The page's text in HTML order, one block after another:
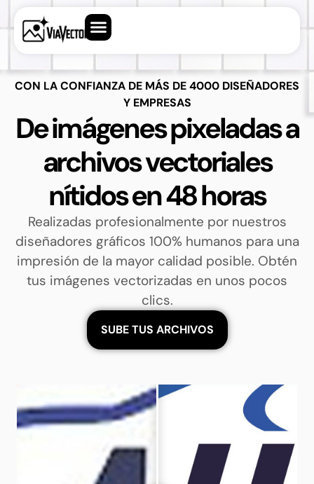
CON LA CONFIANZA DE MÁS DE 4000 DISEÑADORES
Y EMPRESAS
De imágenes pixeladas a
archivos vectoriales
nítidos en 48 horas
Realizadas profesionalmente por nuestros
diseñadores gráficos 100% humanos para una
impresión de la mayor calidad posible. Obtén
tus imágenes vectorizadas en unos pocos
clics.
SUBE TUS ARCHIVOS